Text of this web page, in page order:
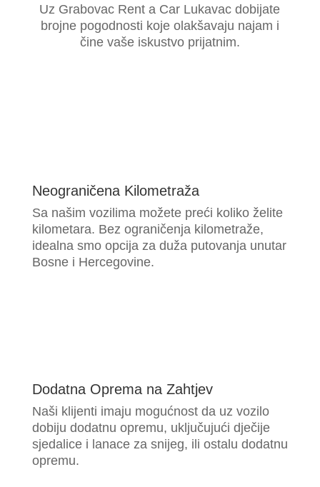
Uz Grabovac Rent a Car Lukavac dobijate
brojne pogodnosti koje olakšavaju najam i
čine vaše iskustvo prijatnim.
Neograničena Kilometraža
Sa našim vozilima možete preći koliko želite
kilometara. Bez ograničenja kilometraže,
idealna smo opcija za duža putovanja unutar
Bosne i Hercegovine.
Dodatna Oprema na Zahtjev
Naši klijenti imaju mogućnost da uz vozilo
dobiju dodatnu opremu, uključujući dječije
sjedalice i lanace za snijeg, ili ostalu dodatnu
opremu.